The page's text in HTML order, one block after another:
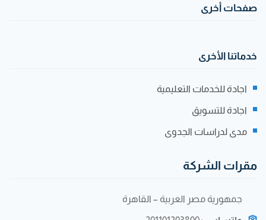
صفحات أخرى
خدماتنا الأخرى
اجادة للخدمات التعليمية
اجادة للتسويق
مدى لدراسات الجدوى
مقرات الشركة
جمهورية مصر العربية – القاهرة